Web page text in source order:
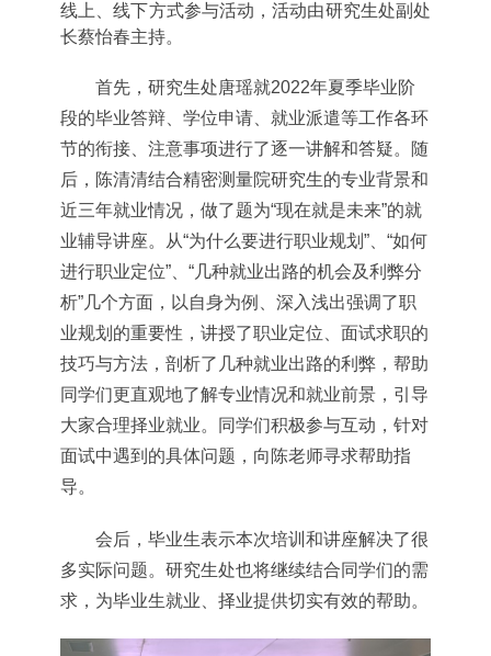
线上、线下方式参与活动，活动由研究生处副处
长蔡怡春主持。
首先，研究生处唐瑶就2022年夏季毕业阶
段的毕业答辩、学位申请、就业派遣等工作各环
节的衔接、注意事项进行了逐一讲解和答疑。随
后，陈清清结合精密测量院研究生的专业背景和
近三年就业情况，做了题为“现在就是未来”的就
业辅导讲座。从“为什么要进行职业规划”、“如何
进行职业定位”、“几种就业出路的机会及利弊分
析”几个方面，以自身为例、深入浅出强调了职
业规划的重要性，讲授了职业定位、面试求职的
技巧与方法，剖析了几种就业出路的利弊，帮助
同学们更直观地了解专业情况和就业前景，引导
大家合理择业就业。同学们积极参与互动，针对
面试中遇到的具体问题，向陈老师寻求帮助指
导。
会后，毕业生表示本次培训和讲座解决了很
多实际问题。研究生处也将继续结合同学们的需
求，为毕业生就业、择业提供切实有效的帮助。